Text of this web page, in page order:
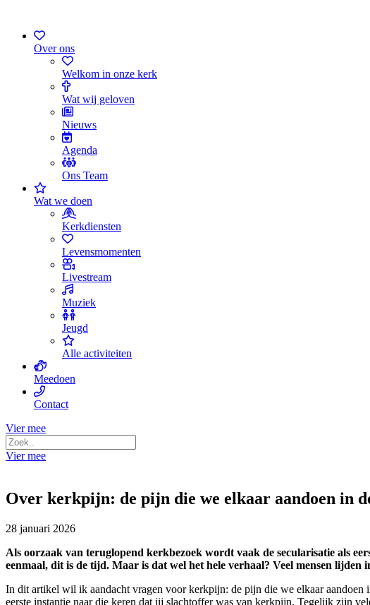
Over ons
Welkom in onze kerk
Wat wij geloven
Nieuws
Agenda
Ons Team
Wat we doen
Kerkdiensten
Levensmomenten
Livestream
Muziek
Jeugd
Alle activiteiten
Meedoen
Contact
Vier mee
Vier mee
Over kerkpijn: de pijn die we elkaar aandoen in
28 januari 2026
Als oorzaak van teruglopend kerkbezoek wordt vaak de secularisatie als
eenmaal, dit is de tijd. Maar is dat wel het hele verhaal? Veel mensen
In dit artikel wil ik aandacht vragen voor kerkpijn: de pijn die we elkaar aandoen
eerste instantie naar die keren dat jij slachtoffer was van kerkpijn. Tegelijk zijn